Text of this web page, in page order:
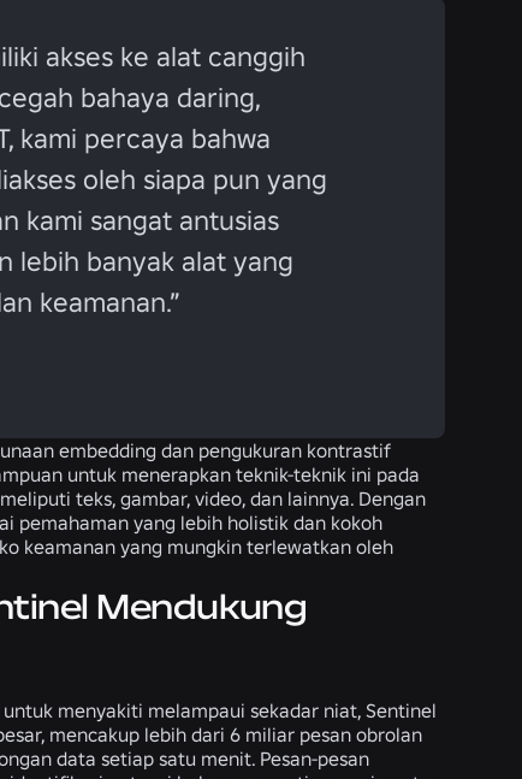
akses ke alat canggih
bahaya daring,
kami percaya bahwa
oleh siapa pun yang
kami sangat antusias
lebih banyak alat yang
keamanan.”
embedding dan pengukuran kontrastif
untuk menerapkan teknik-teknik ini pada
teks, gambar, video, dan lainnya. Dengan
pemahaman yang lebih holistik dan kokoh
keamanan yang mungkin terlewatkan oleh
Mendukung
menyakiti melampaui sekadar niat, Sentinel
mencakup lebih dari 6 miliar pesan obrolan
data setiap satu menit. Pesan-pesan